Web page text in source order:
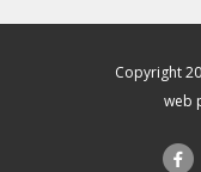
Copyright
web